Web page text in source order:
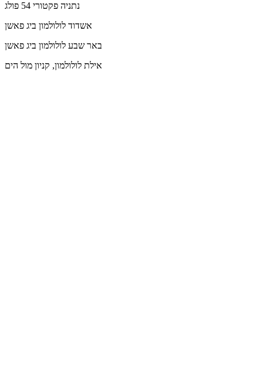
נתניה פקטורי 54 פולג
אשדוד לולולמון ביג פאשן
באר שבע לולולמון ביג פאשן
אילת לולולמון, קניון מול הים